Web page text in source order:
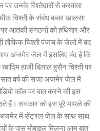
पर उनके रिश्तेदारों से करवाता
चिश्ती के संबंध बब्बर खालसा
आतंकी संगठनों को हथियार और
चिश्ती पंजाब के जेलों में बंद
साथ अजमेर जेल में इसलिए बंद है कि
हाजी बिलाल हुसैन चिश्ती पर
सात वर्ष की सजा अजमेर जेल में
कॉल पर बात करने की इस
हैं। सरकार को इस पूरे मामले की
अजमेर में सेंट्रल जेल के साथ साथ
के पास मोबाइल मिलना आम बात